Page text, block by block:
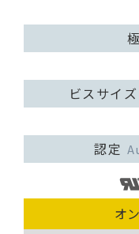
ビスサイ
認定
オ